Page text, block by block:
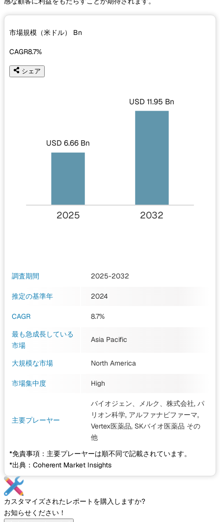
市場規模（米ドル） Bn
CAGR8.7%
シェア
USD 6.66 Bn
USD 11.95 Bn
2025 2032
調査期間 2025-2032
推定の基準年 2024
CAGR
8.7%
最も急成長している
市場
Asia Pacific
大規模な市場 North America
市場集中度 High
主要プレーヤー
バイオジェン、メルク、株式会社, パ
リオン科学, アルファナビファーマ,
Vertex医薬品, SKバイオ医薬品 その
他
*免責事項：主要プレーヤーは順不同で記載されています。
*出典：Coherent Market Insights
カスタマイズされたレポートを購入しますか?
お知らせください！